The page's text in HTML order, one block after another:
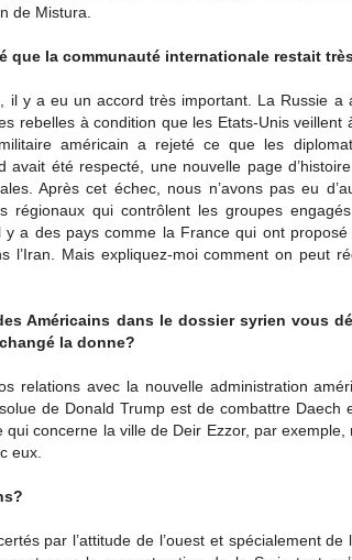
de Mistura.
que la communauté internationale restait
y a eu un accord très important. La Russie a
rebelles à condition que les Etats-Unis veillent
américain a rejeté ce que les
avait été respecté, une nouvelle page
Après cet échec, nous n’avons pas eu
régionaux qui contrôlent les groupes
y a des pays comme la France qui ont
l’Iran. Mais expliquez-moi comment on peut
Américains dans le dossier syrien vous
la donne?
relations avec la nouvelle administration
de Donald Trump est de combattre Daech
qui concerne la ville de Deir Ezzor, par
eux.
par l’attitude de l’ouest et spécialement de